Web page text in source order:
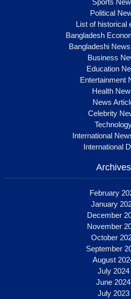
Sports
Political
List of historical
Bangladesh
Bangladeshi
Business
Education
Entertainment
Health
News
Celebrity
International
International
Archives
February
January
December
November
October
September
August
July 2024
June 2024
July 2023